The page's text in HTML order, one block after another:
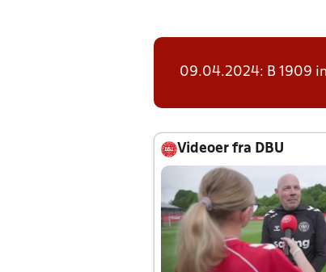
09.04.2024: B 1909
Videoer fra DBU